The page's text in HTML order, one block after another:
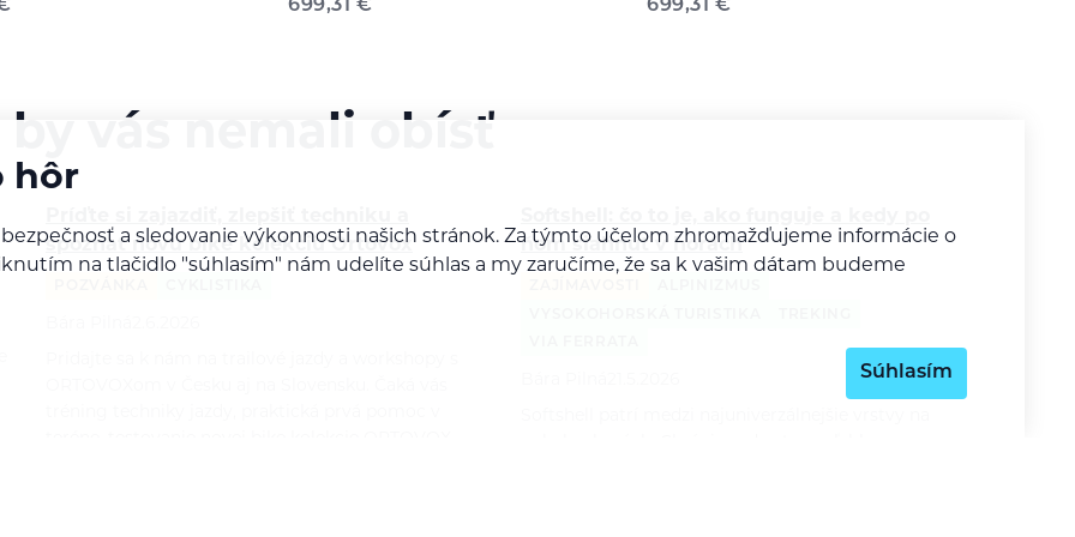
699,31 € 699,31 €
vás nemali obísť
spoznať novú bike kolekciu Ortovox
ňom siahnuť v horách
hôr
a sledovanie výkonnosti našich stránok. Za týmto účelom zhromažďujeme informácie o
na tlačidlo "súhlasím" nám udelíte súhlas a my zaručíme, že sa k vašim dátam budeme
Súhlasím